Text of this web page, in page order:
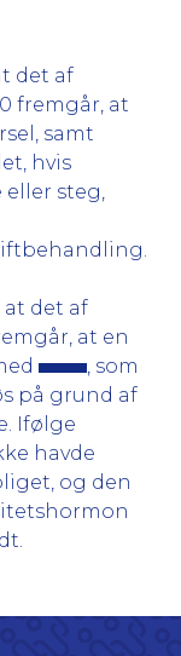
det af
fremgår, at
samt
hvis
steg,
det af
at en
, som
på grund af
Ifølge
havde
og den